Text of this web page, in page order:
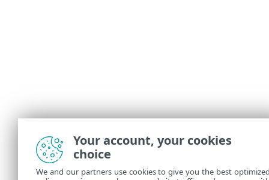
Your account, your cookies
choice
We and our partners use cookies to give you the best